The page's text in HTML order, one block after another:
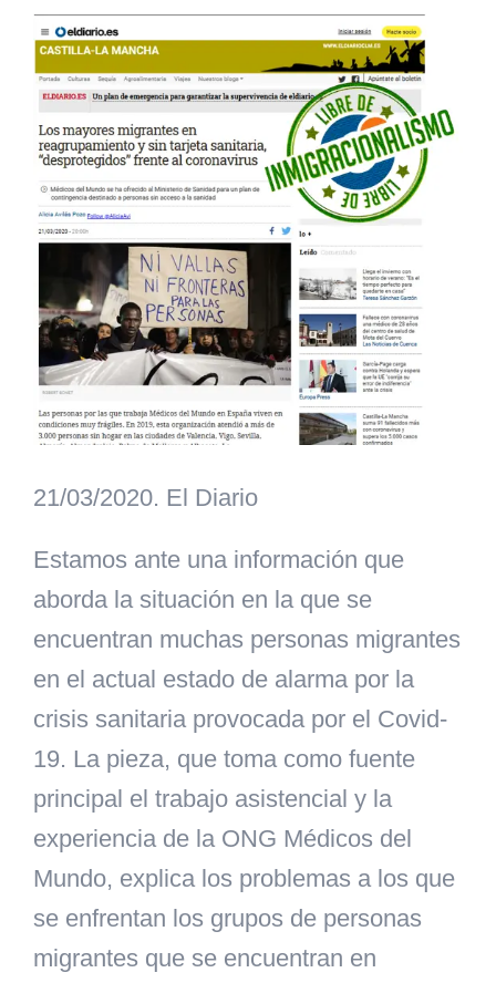
Ver
imagen
más
grande
21/03/2020. El Diario
Estamos ante una información que
aborda la situación en la que se
encuentran muchas personas migrantes
en el actual estado de alarma por la
crisis sanitaria provocada por el Covid-
19. La pieza, que toma como fuente
principal el trabajo asistencial y la
experiencia de la ONG Médicos del
Mundo, explica los problemas a los que
se enfrentan los grupos de personas
migrantes que se encuentran en